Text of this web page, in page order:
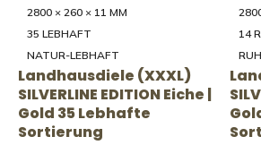
2800 × 260 × 11 MM
14 RUHIG
RUHIG
Landhausdiele (XXXL)
SILVERLINE EDITION Eiche |
Crema 14 Ruhige
Sortierung*
46